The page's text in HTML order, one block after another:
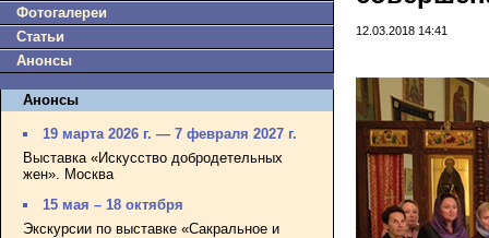
Фотогалереи
Статьи
Анонсы
Анонсы
19 марта 2026 г. — 7 февраля 2027 г.
Выставка «Искусство добродетельных
жен». Москва
15 мая – 18 октября
Экскурсии по выставке «Сакральное и
12.03.2018 14:41